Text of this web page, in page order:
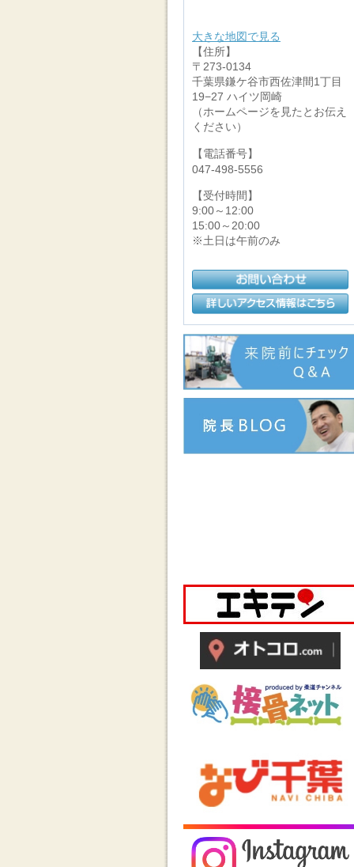
大きな地図で見る
【住所】
〒273-0134
千葉県鎌ケ谷市西佐津間1丁目
19−27 ハイツ岡崎
（ホームページを見たとお伝え
ください）
【電話番号】
047-498-5556
【受付時間】
9:00～12:00
15:00～20:00
※土日は午前のみ